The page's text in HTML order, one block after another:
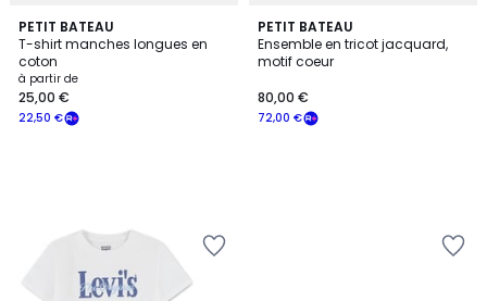
PETIT BATEAU
T-shirt manches longues en
coton
à partir de
22,50 €
25,00 €
PETIT BATEAU
Ensemble en tricot jacquard,
motif coeur
72,00 €
80,00 €